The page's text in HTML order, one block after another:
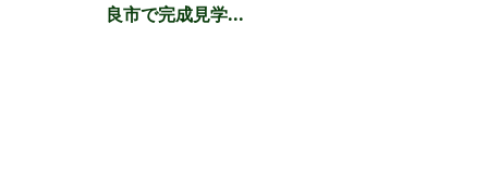
良市で完成見学...